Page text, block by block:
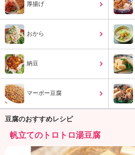
N
H
デ
ー
ナ
ん
厚揚げ
おから
納豆
マーボー豆腐
豆腐のおすすめレシピ
帆立てのトロトロ湯豆腐